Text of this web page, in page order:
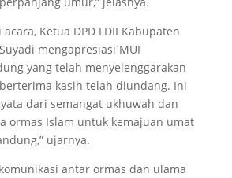
Ketua DPD LDII Kabupaten
mengapresiasi MUI
yang telah menyelenggarakan
kasih telah diundang. Ini
dari semangat ukhuwah dan
ormas Islam untuk kemajuan umat
ujarnya.
antar ormas dan ulama